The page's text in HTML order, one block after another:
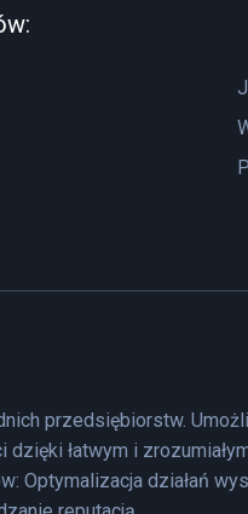
przedsiębiorstw.
łatwym i
działań